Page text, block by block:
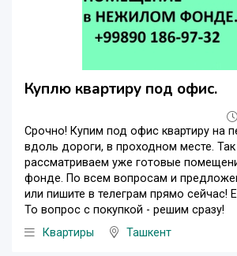
Куплю квартиру под офис.
Срочно! Купим под офис квартиру на
вдоль дороги, в проходном месте.
рассматриваем уже готовые
фонде. По всем вопросам и
или пишите в телеграм прямо сейчас!
То вопрос с покупкой - решим сразу!
Квартиры
Ташкент